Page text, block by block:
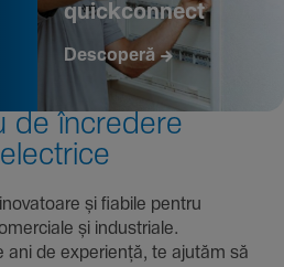
quickconnect
Descoperă
de încre­dere
și fiabile pentru
comer­ciale și indus­triale.
expe­riență, te ajutăm să